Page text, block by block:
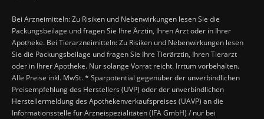
Bei Arzneimitteln: Zu Risiken und Nebenwirkungen lesen Sie die
Packungsbeilage und fragen Sie Ihre Ärztin, Ihren Arzt oder in Ihrer
Apotheke. Bei Tierarzneimitteln: Zu Risiken und Nebenwirkungen lesen
Sie die Packungsbeilage und fragen Sie Ihre Tierärztin, Ihren Tierarzt
oder in Ihrer Apotheke. Nur solange Vorrat reicht. Irrtum vorbehalten.
Alle Preise inkl. MwSt. * Sparpotential gegenüber der unverbindlichen
Preisempfehlung des Herstellers (UVP) oder der unverbindlichen
Herstellermeldung des Apothekenverkaufspreises (UAVP) an die
Informationsstelle für Arzneispezialitäten (IFA GmbH) / nur bei